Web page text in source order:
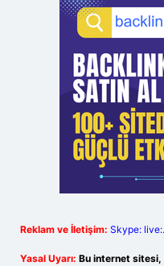
Reklam ve İletişim: Skype:
Yasal Uyarı: Bu internet sitesi,